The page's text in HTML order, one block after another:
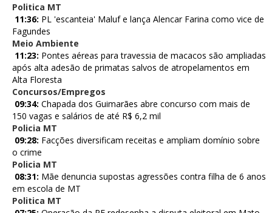
Politica MT
11:36: PL 'escanteia' Maluf e lança Alencar Farina como vice de
Fagundes
Meio Ambiente
11:23: Pontes aéreas para travessia de macacos são ampliadas
após alta adesão de primatas salvos de atropelamentos em
Alta Floresta
Concursos/Empregos
09:34: Chapada dos Guimarães abre concurso com mais de
150 vagas e salários de até R$ 6,2 mil
Policia MT
09:28: Facções diversificam receitas e ampliam domínio sobre
o crime
Policia MT
08:31: Mãe denuncia supostas agressões contra filha de 6 anos
em escola de MT
Politica MT